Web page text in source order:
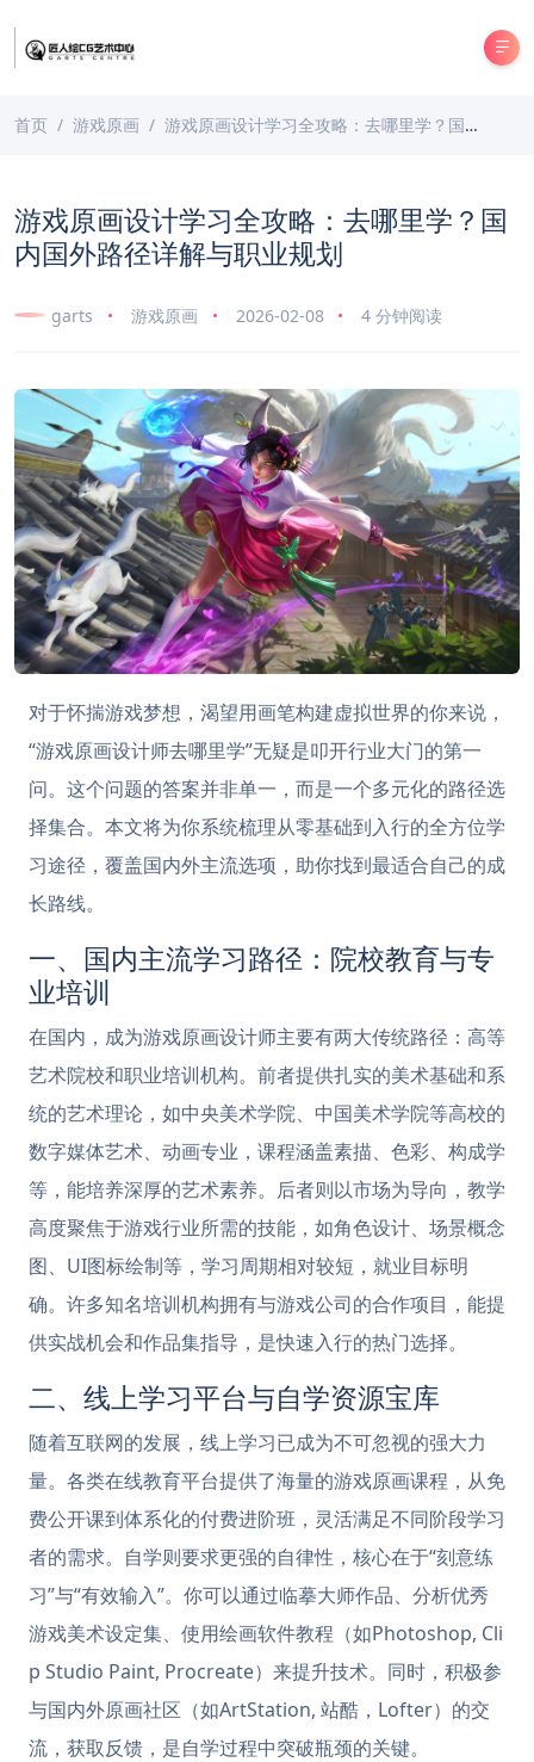
首页 游戏原画 游戏原画设计学习全攻略：去哪里学？国内国外路径详解与职业规划
游戏原画设计学习全攻略：去哪里学？国
内国外路径详解与职业规划
garts 游戏原画 2026-02-08 4 分钟阅读
对于怀揣游戏梦想，渴望用画笔构建虚拟世界的你来说，
“游戏原画设计师去哪里学”无疑是叩开行业大门的第一
问。这个问题的答案并非单一，而是一个多元化的路径选
择集合。本文将为你系统梳理从零基础到入行的全方位学
习途径，覆盖国内外主流选项，助你找到最适合自己的成
长路线。
一、国内主流学习路径：院校教育与专
业培训
在国内，成为游戏原画设计师主要有两大传统路径：高等
艺术院校和职业培训机构。前者提供扎实的美术基础和系
统的艺术理论，如中央美术学院、中国美术学院等高校的
数字媒体艺术、动画专业，课程涵盖素描、色彩、构成学
等，能培养深厚的艺术素养。后者则以市场为导向，教学
高度聚焦于游戏行业所需的技能，如角色设计、场景概念
图、UI图标绘制等，学习周期相对较短，就业目标明
确。许多知名培训机构拥有与游戏公司的合作项目，能提
供实战机会和作品集指导，是快速入行的热门选择。
二、线上学习平台与自学资源宝库
随着互联网的发展，线上学习已成为不可忽视的强大力
量。各类在线教育平台提供了海量的游戏原画课程，从免
费公开课到体系化的付费进阶班，灵活满足不同阶段学习
者的需求。自学则要求更强的自律性，核心在于“刻意练
习”与“有效输入”。你可以通过临摹大师作品、分析优秀
游戏美术设定集、使用绘画软件教程（如Photoshop, Cli
p Studio Paint, Procreate）来提升技术。同时，积极参
与国内外原画社区（如ArtStation, 站酷，Lofter）的交
流，获取反馈，是自学过程中突破瓶颈的关键。